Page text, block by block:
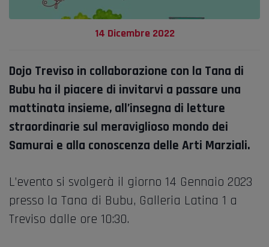
14 Dicembre 2022
Dojo Treviso in collaborazione con la Tana di
Bubu ha il piacere di invitarvi a passare una
mattinata insieme, all’insegna di letture
straordinarie sul meraviglioso mondo dei
Samurai e alla conoscenza delle Arti Marziali.
L’evento si svolgerà il giorno 14 Gennaio 2023
presso la Tana di Bubu, Galleria Latina 1 a
Treviso dalle ore 10:30.